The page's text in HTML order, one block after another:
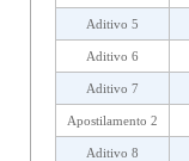
Aditivo 5
Aditivo 6
Aditivo 7
Apostilamento 2
Aditivo 8